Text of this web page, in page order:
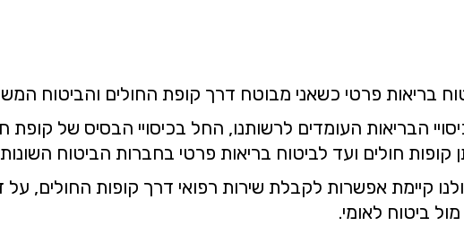
בריאות פרטי כשאני מבוטח דרך קופת החולים והביטוח
הבריאות העומדים לרשותנו, החל בכיסויי הבסיס של
קופות חולים ועד לביטוח בריאות פרטי בחברות הביטוח
קיימת אפשרות לקבלת שירות רפואי דרך קופות החולים,